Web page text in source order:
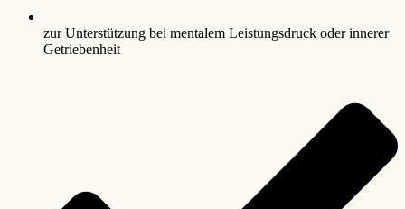
zur Unterstützung bei mentalem Leistungsdruck oder innerer
Getriebenheit